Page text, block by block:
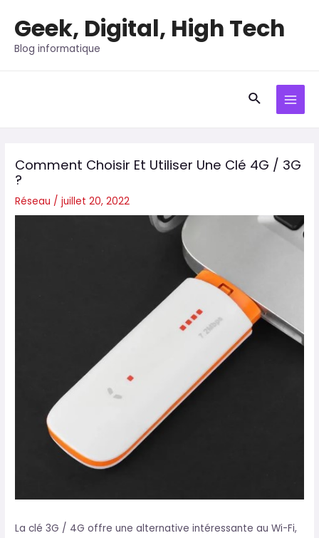
contenu
Geek, Digital, High Tech
Blog informatique
Comment Choisir Et Utiliser Une Clé 4G / 3G
?
Réseau /juillet 20, 2022
La clé 3G / 4G offre une alternative intéressante au Wi-Fi,